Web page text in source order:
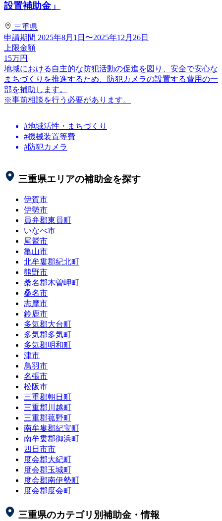
設置補助金」
三重県
申請期間 2025年8月1日〜2025年12月26日
上限金額
15万円
地域における自主的な防犯活動の促進を図り、安全で安心な
まちづくりを推進するため、防犯カメラの設置する費用の一
部を補助します。
※事前相談を行う必要があります。
#地域活性・まちづくり
#機械装置等費
#防犯カメラ
三重県エリアの補助金を探す
伊賀市
伊勢市
員弁郡東員町
いなべ市
尾鷲市
亀山市
北牟婁郡紀北町
熊野市
桑名郡木曽岬町
桑名市
志摩市
鈴鹿市
多気郡大台町
多気郡多気町
多気郡明和町
津市
鳥羽市
名張市
松阪市
三重郡朝日町
三重郡川越町
三重郡菰野町
南牟婁郡紀宝町
南牟婁郡御浜町
四日市市
度会郡大紀町
度会郡玉城町
度会郡南伊勢町
度会郡度会町
三重県のカテゴリ別補助金・情報